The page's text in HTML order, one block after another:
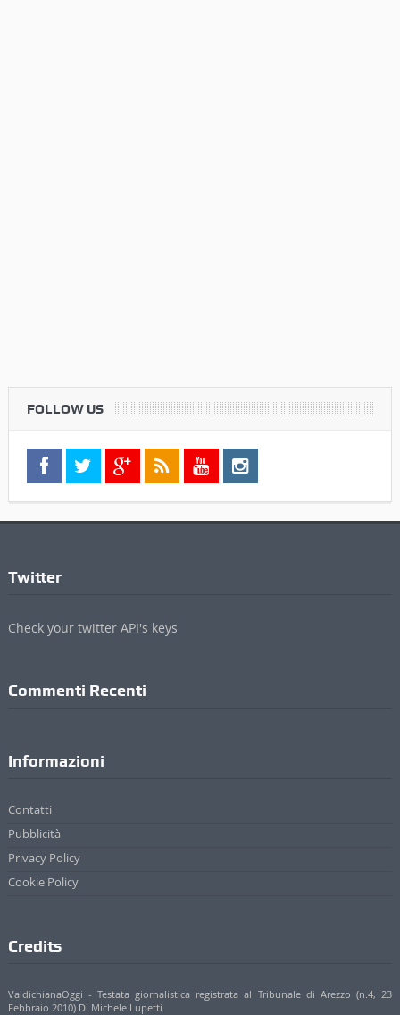
FOLLOW US
Twitter
Check your twitter API's keys
Commenti Recenti
Informazioni
Contatti
Pubblicità
Privacy Policy
Cookie Policy
Credits
ValdichianaOggi - Testata giornalistica registrata al Tribunale di Arezzo (n.4, 23
Febbraio 2010) Di Michele Lupetti